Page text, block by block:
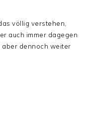
völlig verstehen,
auch immer dagegen
aber dennoch weiter